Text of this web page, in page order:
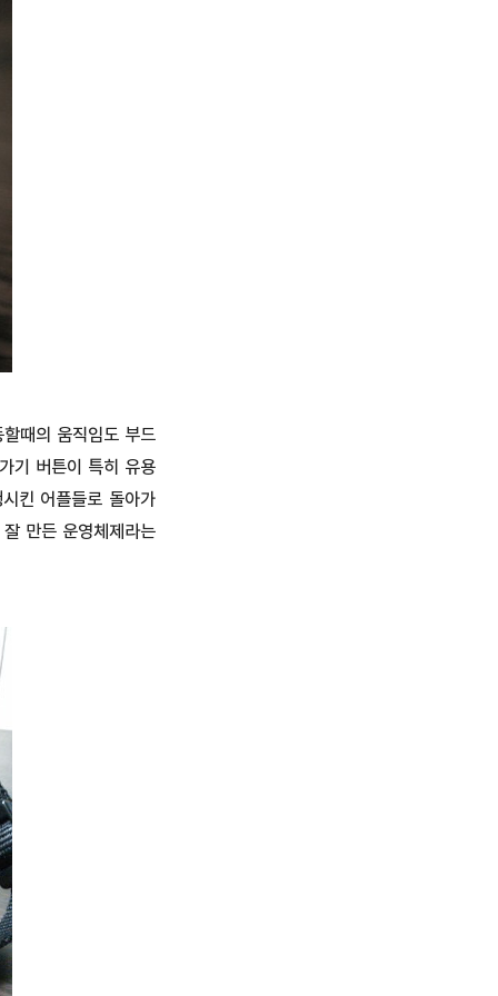
때의 움직임도 부드
기 버튼이 특히 유용
킨 어플들로 돌아가
만든 운영체제라는